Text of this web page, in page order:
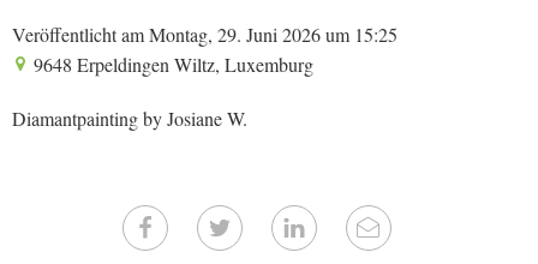
Veröffentlicht am Montag, 29. Juni 2026 um 15:25
9648 Erpeldingen Wiltz, Luxemburg
Diamantpainting by Josiane W.